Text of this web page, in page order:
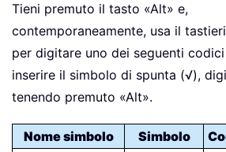
Tieni premuto il tasto «Alt» e,
contemporaneamente, usa il
per digitare uno dei seguenti
inserire il simbolo di spunta (√),
tenendo premuto «Alt».
Nome simbolo Simbolo